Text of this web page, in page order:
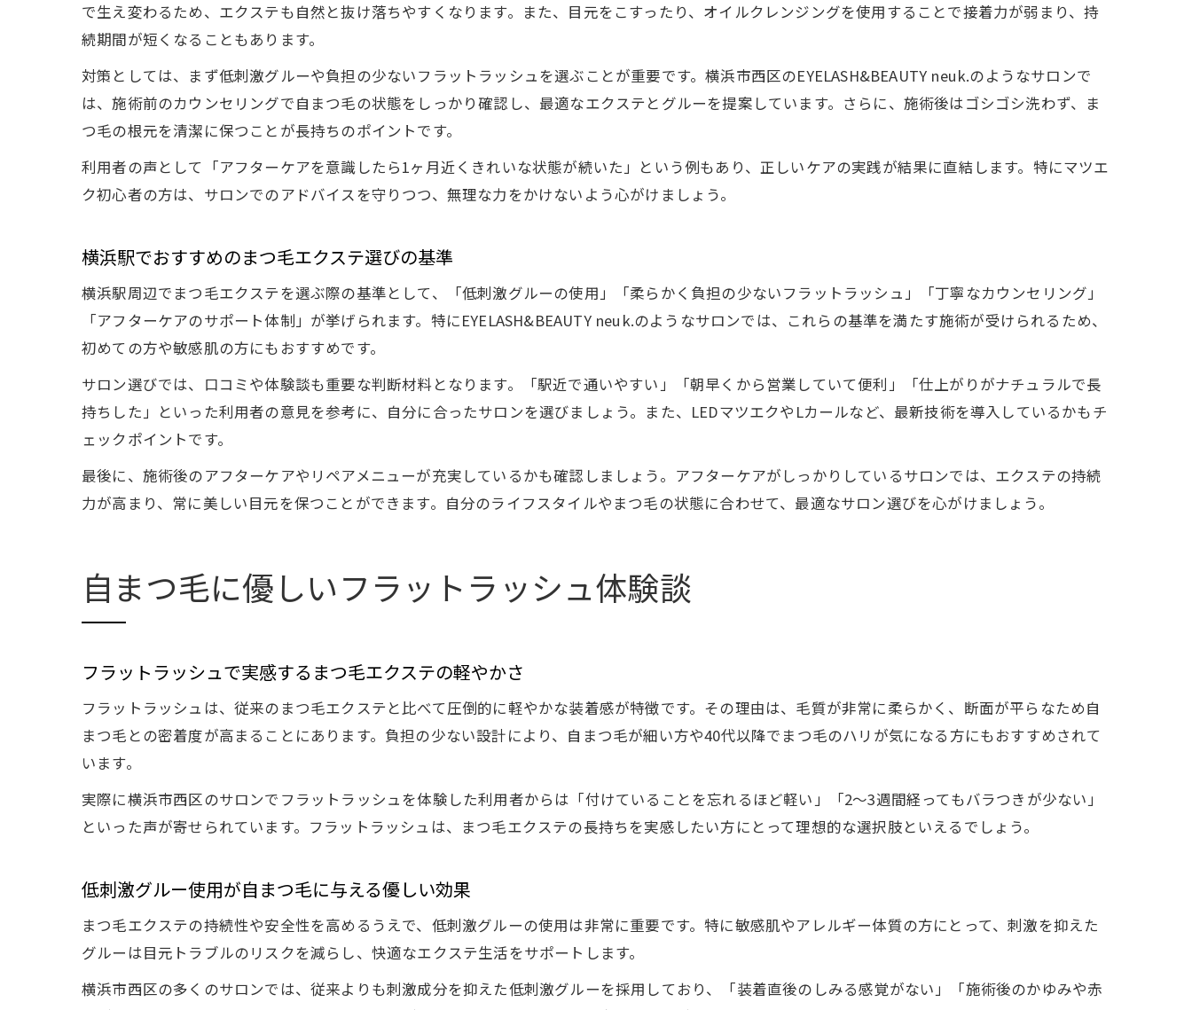
で生え変わるため、エクステも自然と抜け落ちやすくなります。また、目元をこすったり、オイルクレンジングを使用することで接着力が弱まり、持
続期間が短くなることもあります。
対策としては、まず低刺激グルーや負担の少ないフラットラッシュを選ぶことが重要です。横浜市西区のEYELASH&BEAUTY neuk.のようなサロンで
は、施術前のカウンセリングで自まつ毛の状態をしっかり確認し、最適なエクステとグルーを提案しています。さらに、施術後はゴシゴシ洗わず、ま
つ毛の根元を清潔に保つことが長持ちのポイントです。
利用者の声として「アフターケアを意識したら1ヶ月近くきれいな状態が続いた」という例もあり、正しいケアの実践が結果に直結します。特にマツエ
ク初心者の方は、サロンでのアドバイスを守りつつ、無理な力をかけないよう心がけましょう。
横浜駅でおすすめのまつ毛エクステ選びの基準
横浜駅周辺でまつ毛エクステを選ぶ際の基準として、「低刺激グルーの使用」「柔らかく負担の少ないフラットラッシュ」「丁寧なカウンセリング」
「アフターケアのサポート体制」が挙げられます。特にEYELASH&BEAUTY neuk.のようなサロンでは、これらの基準を満たす施術が受けられるため、
初めての方や敏感肌の方にもおすすめです。
サロン選びでは、口コミや体験談も重要な判断材料となります。「駅近で通いやすい」「朝早くから営業していて便利」「仕上がりがナチュラルで長
持ちした」といった利用者の意見を参考に、自分に合ったサロンを選びましょう。また、LEDマツエクやLカールなど、最新技術を導入しているかもチ
ェックポイントです。
最後に、施術後のアフターケアやリペアメニューが充実しているかも確認しましょう。アフターケアがしっかりしているサロンでは、エクステの持続
力が高まり、常に美しい目元を保つことができます。自分のライフスタイルやまつ毛の状態に合わせて、最適なサロン選びを心がけましょう。
自まつ毛に優しいフラットラッシュ体験談
フラットラッシュで実感するまつ毛エクステの軽やかさ
フラットラッシュは、従来のまつ毛エクステと比べて圧倒的に軽やかな装着感が特徴です。その理由は、毛質が非常に柔らかく、断面が平らなため自
まつ毛との密着度が高まることにあります。負担の少ない設計により、自まつ毛が細い方や40代以降でまつ毛のハリが気になる方にもおすすめされて
います。
実際に横浜市西区のサロンでフラットラッシュを体験した利用者からは「付けていることを忘れるほど軽い」「2～3週間経ってもバラつきが少ない」
といった声が寄せられています。フラットラッシュは、まつ毛エクステの長持ちを実感したい方にとって理想的な選択肢といえるでしょう。
低刺激グルー使用が自まつ毛に与える優しい効果
まつ毛エクステの持続性や安全性を高めるうえで、低刺激グルーの使用は非常に重要です。特に敏感肌やアレルギー体質の方にとって、刺激を抑えた
グルーは目元トラブルのリスクを減らし、快適なエクステ生活をサポートします。
横浜市西区の多くのサロンでは、従来よりも刺激成分を抑えた低刺激グルーを採用しており、「装着直後のしみる感覚がない」「施術後のかゆみや赤